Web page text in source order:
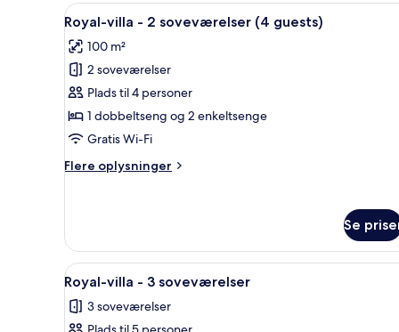
2
soveværelser
privat
pool
(4
guests)
Indlæs
alle
billeder
af
Royal-
villa
-
soveværelser
Et hotelværelse med en seng,
11
Royal-villa - 2 soveværelser (4 guests)
100 m²
2 soveværelser
Plads til 4 personer
1 dobbeltseng og 2 enkeltsenge
Gratis Wi-Fi
Flere oplysninger
Flere
-
soveværelser
guests)
Se
Indlæs
alle
billeder
Royal-villa - 3 soveværelser |
1
Royal-villa - 3 soveværelser
3 soveværelser